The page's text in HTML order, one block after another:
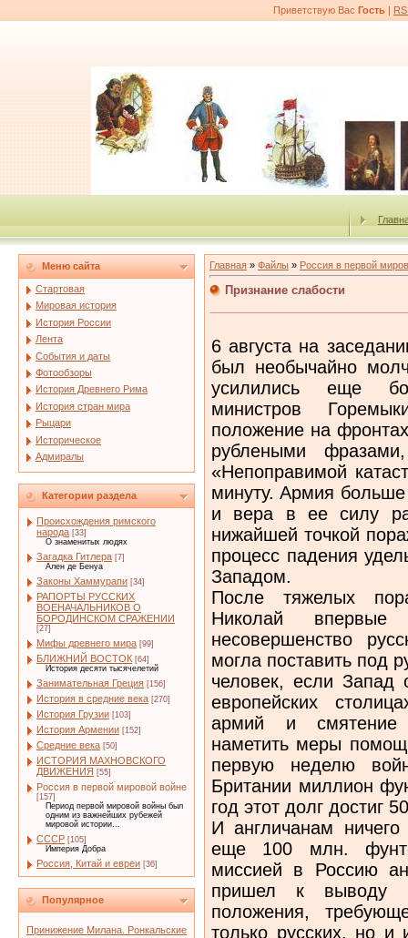
Приветствую Вас Гость |
Меню сайта
Стартовая
Мировая история
История России
Лента
События и даты
Фотообзоры
История Древнего Рима
История стран мира
Рыцари
Историческое
Адмиралы
Категории раздела
Происхождения римского
народа [33]
О знаменитых людях
Загадка Гитлера [7]
Ален де Бенуа
Законы Хаммурапи [34]
РАПОРТЫ РУССКИХ
ВОЕНАЧАЛЬНИКОВ О
БОРОДИНСКОМ СРАЖЕНИИ
[27]
Мифы древнего мира [99]
БЛИЖНИЙ ВОСТОК [64]
История десяти тысячелетий
Занимательная Греция [156]
История в средние века [270]
История Грузии [103]
История Армении [152]
Средние века [50]
ИСТОРИЯ МАХНОВСКОГО
ДВИЖЕНИЯ [55]
Россия в первой мировой войне
[157]
Период первой мировой войны был
одним из важнейших рубежей
мировой истории...
СССР [105]
Империя Добра
Россия, Китай и евреи [36]
Популярное
Принижение Милана. Ронкальские
Главная » Файлы » Россия в первой
Признание слабости
6 августа на
был необычайно
усилились еще
министров
положение на
рублеными
«Непоправимой
минуту. Армия больше
и вера в ее силу
нижайшей точкой
процесс падения
Западом.
После тяжелых
Николай
несовершенство
могла поставить под
человек, если Запад
европейских
армий и смятение
наметить меры
первую неделю
Британии миллион
год этот долг достиг
И англичанам
еще 100 млн.
миссией в Россию
пришел к выводу о
положения,
только русских, но и